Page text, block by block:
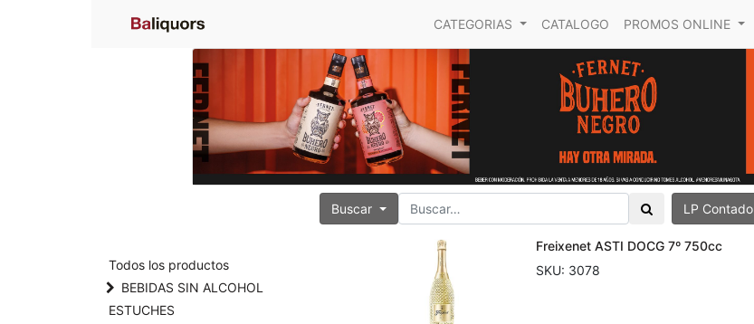
CATEGORIAS CATALOGO PROMOS ONLINE
Buscar LP Contado
Todos los productos
BEBIDAS SIN ALCOHOL
ESTUCHES
Freixenet ASTI DOCG 7º 750cc
SKU: 3078